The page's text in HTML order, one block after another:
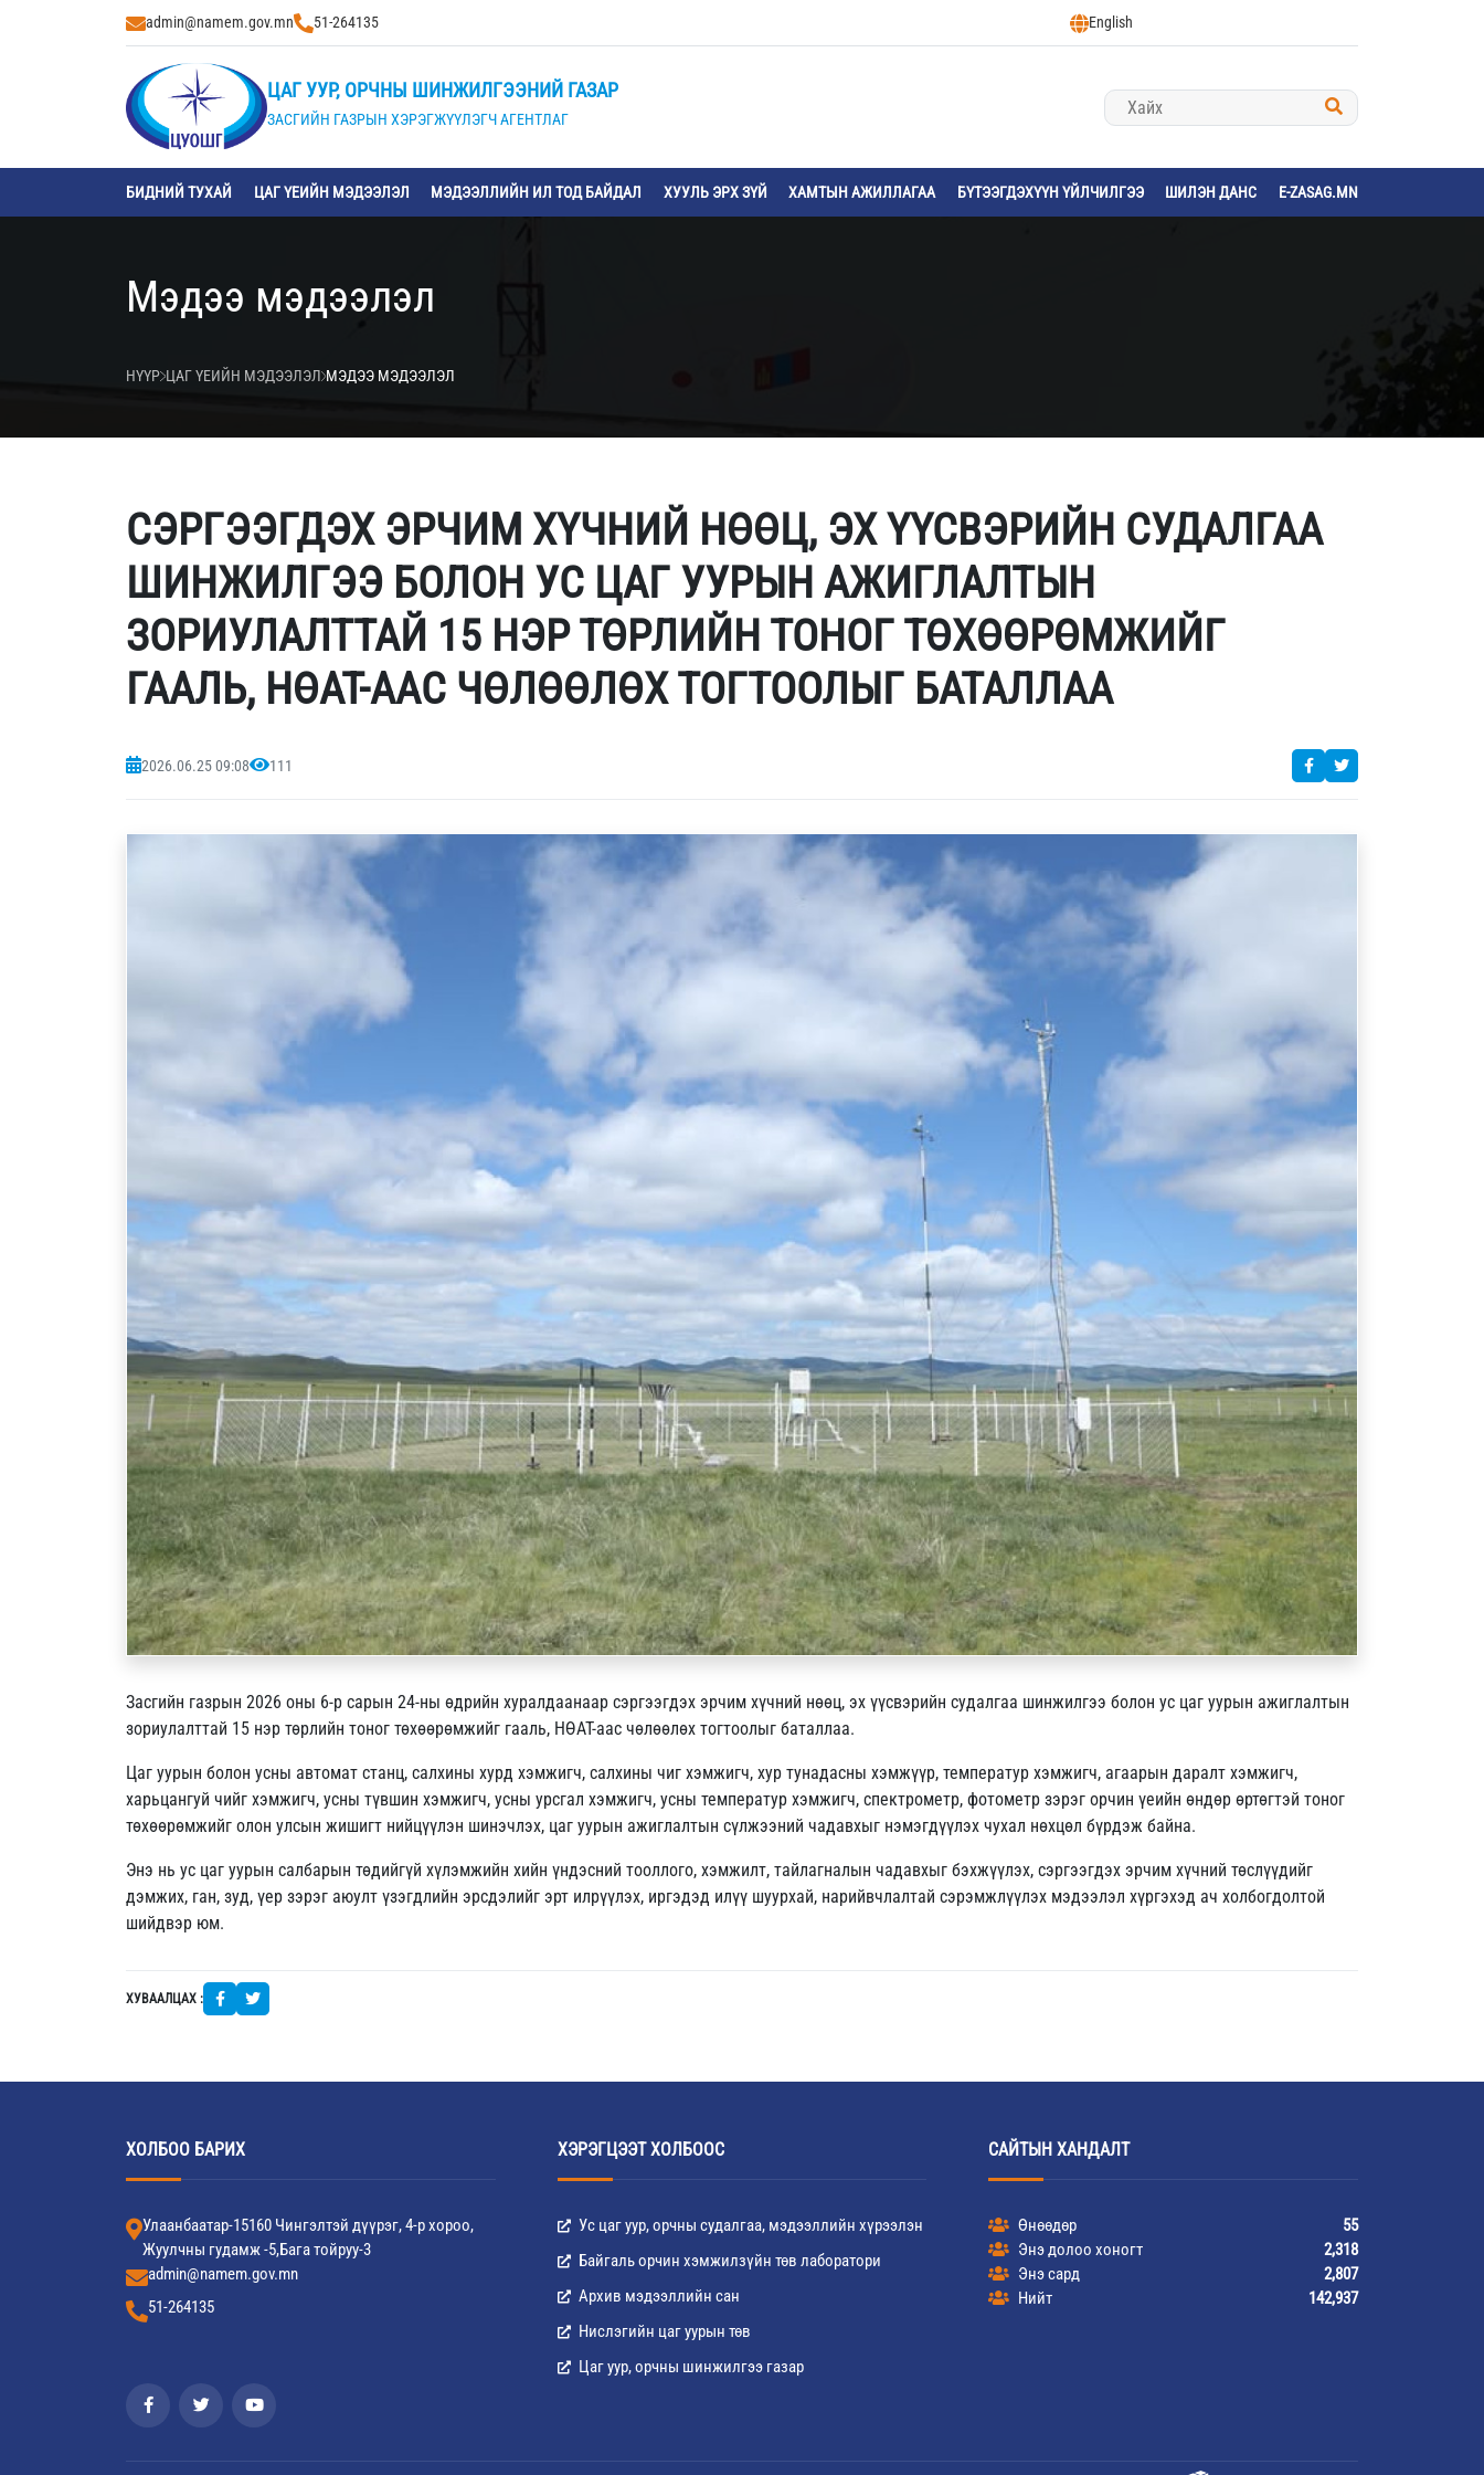
admin@namem.gov.mn 51-264135 English
ЦАГ УУР, ОРЧНЫ ШИНЖИЛГЭЭНИЙ ГАЗАР
ЗАСГИЙН ГАЗРЫН ХЭРЭГЖҮҮЛЭГЧ АГЕНТЛАГ
БИДНИЙ ТУХАЙ ЦАГ ҮЕИЙН МЭДЭЭЛЭЛ МЭДЭЭЛЛИЙН ИЛ ТОД БАЙДАЛ ХУУЛЬ ЭРХ ЗҮЙ ХАМТЫН АЖИЛЛАГАА БҮТЭЭГДЭХҮҮН ҮЙЛЧИЛГЭЭ ШИЛЭН ДАНС E-ZASAG.MN
Мэдээ мэдээлэл
НҮҮР ЦАГ ҮЕИЙН МЭДЭЭЛЭЛ МЭДЭЭ МЭДЭЭЛЭЛ
СЭРГЭЭГДЭХ ЭРЧИМ ХҮЧНИЙ НӨӨЦ, ЭХ ҮҮСВЭРИЙН СУДАЛГАА
ШИНЖИЛГЭЭ БОЛОН УС ЦАГ УУРЫН АЖИГЛАЛТЫН
ЗОРИУЛАЛТТАЙ 15 НЭР ТӨРЛИЙН ТОНОГ ТӨХӨӨРӨМЖИЙГ
ГААЛЬ, НӨАТ-ААС ЧӨЛӨӨЛӨХ ТОГТООЛЫГ БАТАЛЛАА
2026.06.25 09:08 111
Засгийн газрын 2026 оны 6-р сарын 24-ны өдрийн хуралдаанаар сэргээгдэх эрчим хүчний нөөц, эх үүсвэрийн судалгаа шинжилгээ болон ус цаг уурын ажиглалтын
зориулалттай 15 нэр төрлийн тоног төхөөрөмжийг гааль, НӨАТ-аас чөлөөлөх тогтоолыг баталлаа.
Цаг уурын болон усны автомат станц, салхины хурд хэмжигч, салхины чиг хэмжигч, хур тунадасны хэмжүүр, температур хэмжигч, агаарын даралт хэмжигч,
харьцангуй чийг хэмжигч, усны түвшин хэмжигч, усны урсгал хэмжигч, усны температур хэмжигч, спектрометр, фотометр зэрэг орчин үеийн өндөр өртөгтэй тоног
төхөөрөмжийг олон улсын жишигт нийцүүлэн шинэчлэх, цаг уурын ажиглалтын сүлжээний чадавхыг нэмэгдүүлэх чухал нөхцөл бүрдэж байна.
Энэ нь ус цаг уурын салбарын төдийгүй хүлэмжийн хийн үндэсний тооллого, хэмжилт, тайлагналын чадавхыг бэхжүүлэх, сэргээгдэх эрчим хүчний төслүүдийг
дэмжих, ган, зуд, үер зэрэг аюулт үзэгдлийн эрсдэлийг эрт илрүүлэх, иргэдэд илүү шуурхай, нарийвчлалтай сэрэмжлүүлэх мэдээлэл хүргэхэд ач холбогдолтой
шийдвэр юм.
ХУВААЛЦАХ :
ХОЛБОО БАРИХ
Улаанбаатар-15160 Чингэлтэй дүүрэг, 4-р хороо,
Жуулчны гудамж -5,Бага тойруу-3
admin@namem.gov.mn
51-264135
ХЭРЭГЦЭЭТ ХОЛБООС
Ус цаг уур, орчны судалгаа, мэдээллийн хүрээлэн
Байгаль орчин хэмжилзүйн төв лаборатори
Архив мэдээллийн сан
Нислэгийн цаг уурын төв
Цаг уур, орчны шинжилгээ газар
САЙТЫН ХАНДАЛТ
Өнөөдөр
55
Энэ долоо хоногт
2,318
Энэ сард
2,807
Нийт
142,937